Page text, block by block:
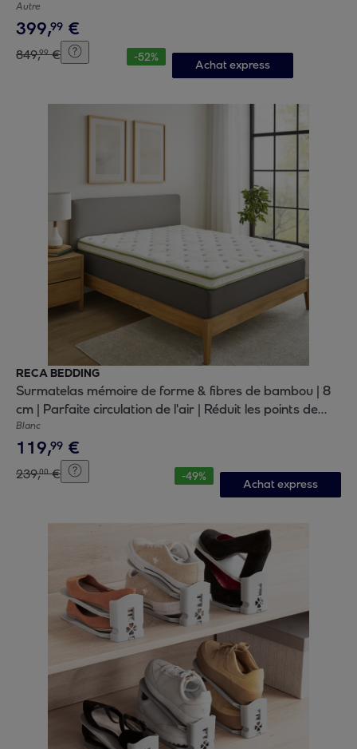
Autre
399,99 €
849,99 € -52%
Achat express
RECA BEDDING
Surmatelas mémoire de forme & fibres de bambou | 8
cm | Parfaite circulation de l'air | Réduit les points de
pression
Blanc
119,99 €
239,00 € -49%
Achat express